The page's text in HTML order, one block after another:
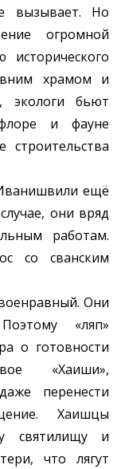
вызывает. Но
огромной
храмом и
экологи бьют
и фауне
строительства
ещё
они вряд
работам.
со сванским
Они
«ляп»
о готовности
«Хаиши»,
перенести
Хаишцы
святилищу и
что лягут